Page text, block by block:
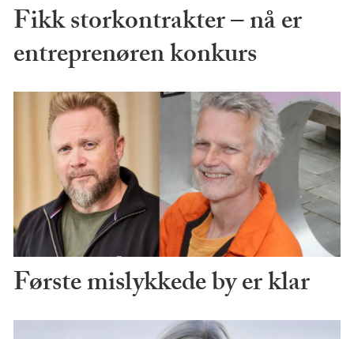
Fikk storkontrakter – nå er
entreprenøren konkurs
Første mislykkede by er klar